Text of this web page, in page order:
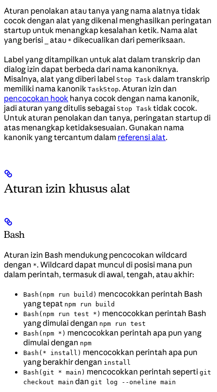
Aturan penolakan atau tanya yang nama alatnya tidak
cocok dengan alat yang dikenal menghasilkan peringatan
startup untuk menangkap kesalahan ketik. Nama alat
yang berisi
atau * dikecualikan dari pemeriksaan.
Label yang ditampilkan untuk alat dalam transkrip dan
dialog izin dapat berbeda dari nama kanoniknya.
Misalnya, alat yang diberi label Stop Task dalam transkrip
memiliki nama kanonik TaskStop. Aturan izin dan
pencocokan hook hanya cocok dengan nama kanonik,
jadi aturan yang ditulis sebagai Stop Task tidak cocok.
Untuk aturan penolakan dan tanya, peringatan startup di
atas menangkap ketidaksesuaian. Gunakan nama
kanonik yang tercantum dalam referensi alat.
Aturan izin khusus alat
Bash
Aturan izin Bash mendukung pencocokan wildcard
dengan *. Wildcard dapat muncul di posisi mana pun
dalam perintah, termasuk di awal, tengah, atau akhir:
Bash(npm run build) mencocokkan perintah Bash
yang tepat npm run build
Bash(npm run test *) mencocokkan perintah Bash
yang dimulai dengan npm run test
Bash(npm *) mencocokkan perintah apa pun yang
dimulai dengan npm
Bash(* install) mencocokkan perintah apa pun
yang berakhir dengan install
Bash(git * main) mencocokkan perintah seperti git
checkout main dan git log --oneline main